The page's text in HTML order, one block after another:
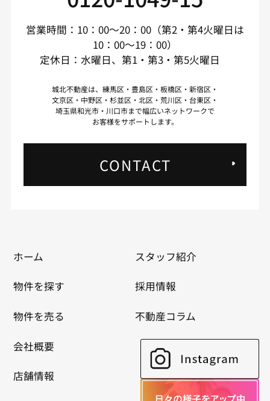
営業時間：10：00～20：00（第2・第4火曜日は
10：00～19：00）
定休日：水曜日、第1・第3・第5火曜日
城北不動産は、練馬区・豊島区・板橋区・新宿区・
文京区・中野区・杉並区・北区・荒川区・台東区・
埼玉県和光市・川口市まで幅広いネットワークで
お客様をサポートします。
CONTACT
ホーム
物件を探す
物件を売る
会社概要
店舗情報
スタッフ紹介
採用情報
不動産コラム